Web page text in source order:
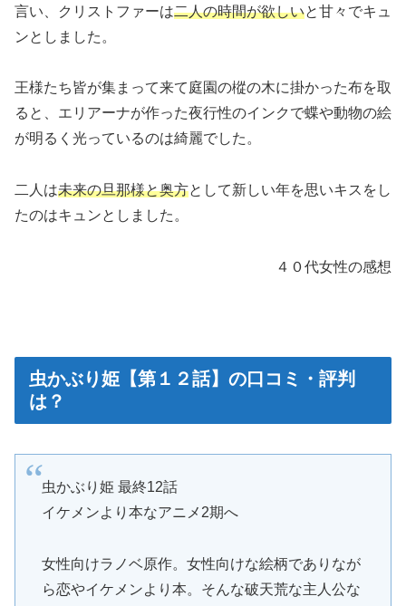
言い、クリストファーは二人の時間が欲しいと甘々でキュ
ンとしました。
王様たち皆が集まって来て庭園の樅の木に掛かった布を取
ると、エリアーナが作った夜行性のインクで蝶や動物の絵
が明るく光っているのは綺麗でした。
二人は未来の旦那様と奥方として新しい年を思いキスをし
たのはキュンとしました。
４０代女性の感想
虫かぶり姫【第１２話】の口コミ・評判
は？
虫かぶり姫 最終12話
イケメンより本なアニメ2期へ
女性向けラノベ原作。女性向けな絵柄でありなが
ら恋やイケメンより本。そんな破天荒な主人公な